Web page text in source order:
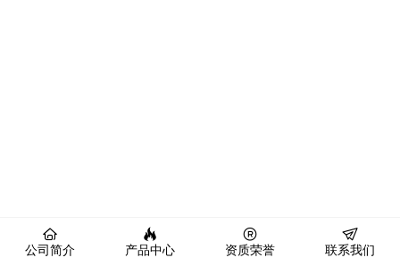
公司简介 产品中心 资质荣誉 联系我们